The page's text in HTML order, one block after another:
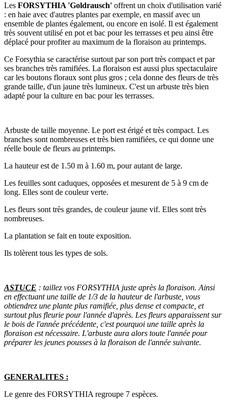
Les FORSYTHIA 'Goldrausch' offrent un choix d'utilisation varié
: en haie avec d'autres plantes par exemple, en massif avec un
ensemble de plantes également, ou encore en isolé. Il est également
très souvent utilisé en pot et bac pour les terrasses et peu ainsi être
déplacé pour profiter au maximum de la floraison au printemps.
Ce Forsythia se caractérise surtout par son port très compact et par
ses branches très ramifiées. La floraison est aussi plus spectaculaire
car les boutons floraux sont plus gros ; cela donne des fleurs de très
grande taille, d'un jaune très lumineux. C'est un arbuste très bien
adapté pour la culture en bac pour les terrasses.
Arbuste de taille moyenne. Le port est érigé et très compact. Les
branches sont nombreuses et très bien ramifiées, ce qui donne une
réelle boule de fleurs au printemps.
La hauteur est de 1.50 m à 1.60 m, pour autant de large.
Les feuilles sont caduques, opposées et mesurent de 5 à 9 cm de
long. Elles sont de couleur verte.
Les fleurs sont très grandes, de couleur jaune vif. Elles sont très
nombreuses.
La plantation se fait en toute exposition.
Ils tolèrent tous les types de sols.
ASTUCE : taillez vos FORSYTHIA juste après la floraison. Ainsi
en effectuant une taille de 1/3 de la hauteur de l'arbuste, vous
obtiendrez une plante plus ramifiée, plus dense et compacte, et
surtout plus fleurie pour l'année d'après. Les fleurs apparaissent sur
le bois de l'année précédente, c'est pourquoi une taille après la
floraison est nécessaire. L'arbuste aura alors toute l'année pour
préparer les jeunes pousses à la floraison de l'année suivante.
GENERALITES :
Le genre des FORSYTHIA regroupe 7 espèces.